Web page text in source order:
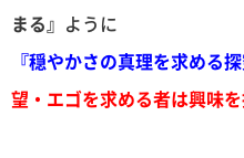
まる』 ように
『穏やかさの真理を求める探
望・エゴを求める者は興味を